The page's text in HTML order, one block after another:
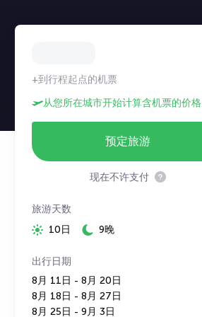
+到行程起点的机票
从您所在城市开始计算含机票的价格
预定旅游
现在不许支付
旅游天数
10日
9晚
出行日期
8月 11日 - 8月 20日
8月 18日 - 8月 27日
8月 25日 - 9月 3日